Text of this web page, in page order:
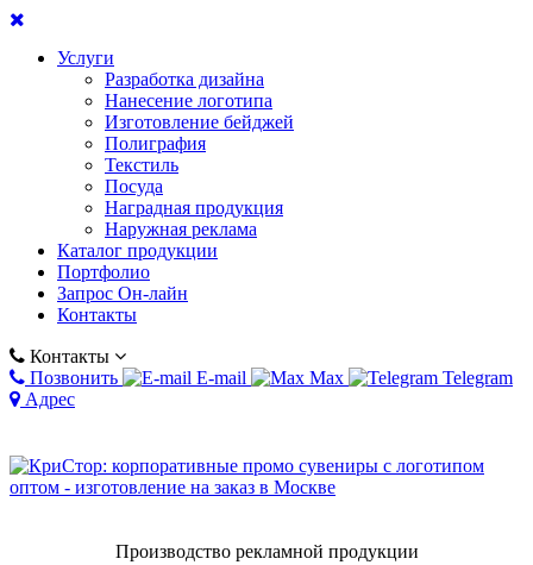
Услуги
Разработка дизайна
Нанесение логотипа
Изготовление бейджей
Полиграфия
Текстиль
Посуда
Наградная продукция
Наружная реклама
Каталог продукции
Портфолио
Запрос Он-лайн
Контакты
Контакты
Позвонить
E-mail Max
Telegram
Адрес
Производство рекламной продукции